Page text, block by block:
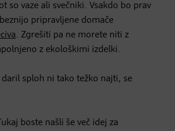
so vaze ali svečniki. Vsakdo bo prav
pripravljene domače
. Zgrešiti pa ne morete niti z
z ekološkimi izdelki.
daril sploh ni tako težko najti, se
boste našli še več idej za